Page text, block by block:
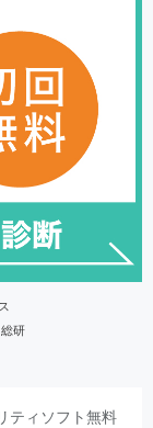
研
ティソフト無料